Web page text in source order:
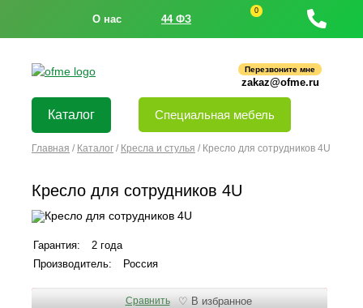
О нас 44 ФЗ
0
Перезвоните мне
zakaz@ofme.ru
Каталог Специальная мебель
Главная / Каталог / Кресла и стулья / Кресло для сотрудников 4U
Кресло для сотрудников 4U
Гарантия:
2 года
Производитель:
Россия
Сравнить ♡ В избранное